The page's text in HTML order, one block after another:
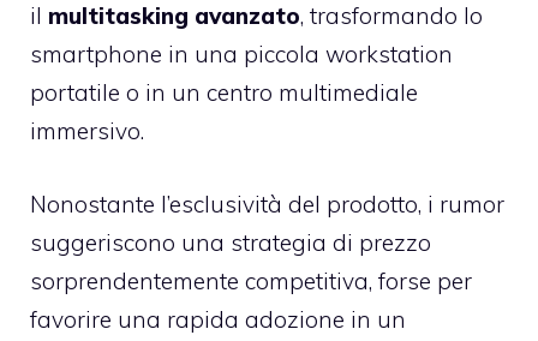
il multitasking avanzato, trasformando lo
smartphone in una piccola workstation
portatile o in un centro multimediale
immersivo.
Nonostante l’esclusività del prodotto, i rumor
suggeriscono una strategia di prezzo
sorprendentemente competitiva, forse per
favorire una rapida adozione in un